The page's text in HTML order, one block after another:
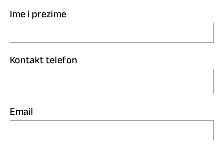
Ime i prezime
Kontakt telefon
Email